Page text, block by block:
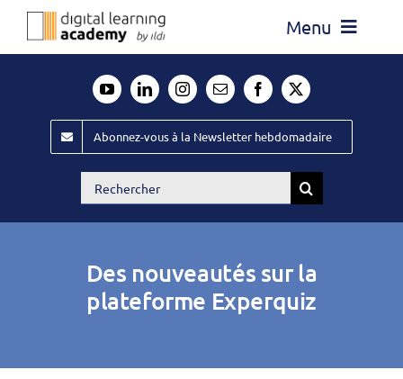
Passer
Menu
Évènements ILDI
Offres d’emploi
Abonnez-vous à la Newsletter hebdomadaire
Rechercher:
Des nouveautés sur la
plateforme Experquiz